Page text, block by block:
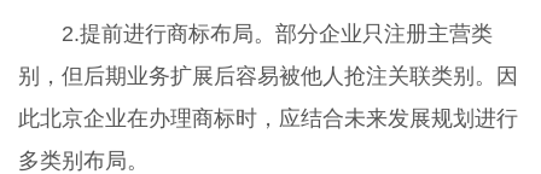
2.提前进行商标布局。部分企业只注册主营类
别，但后期业务扩展后容易被他人抢注关联类别。因
此北京企业在办理商标时，应结合未来发展规划进行
多类别布局。